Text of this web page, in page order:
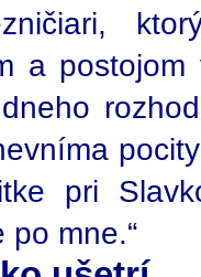
a
pri
mne.“